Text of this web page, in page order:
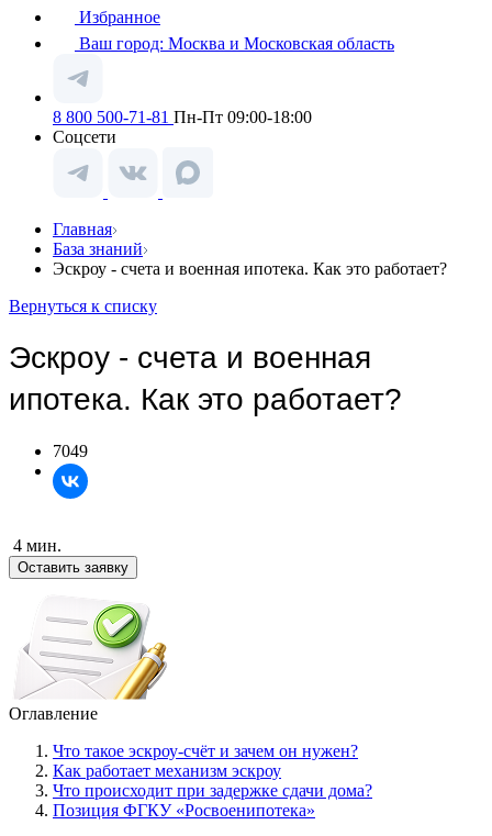
Избранное
Ваш город: Москва и Московская область
8 800 500-71-81 Пн-Пт 09:00-18:00
Соцсети
Главная
База знаний
Эскроу - счета и военная ипотека. Как это работает?
Вернуться к списку
Эскроу - счета и военная
ипотека. Как это работает?
7049
4 мин.
Оставить заявку
Оглавление
Что такое эскроу-счёт и зачем он нужен?
Как работает механизм эскроу
Что происходит при задержке сдачи дома?
Позиция ФГКУ «Росвоенипотека»